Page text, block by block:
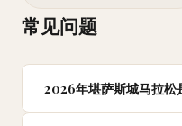
常见问题
2026年堪萨斯城马拉松